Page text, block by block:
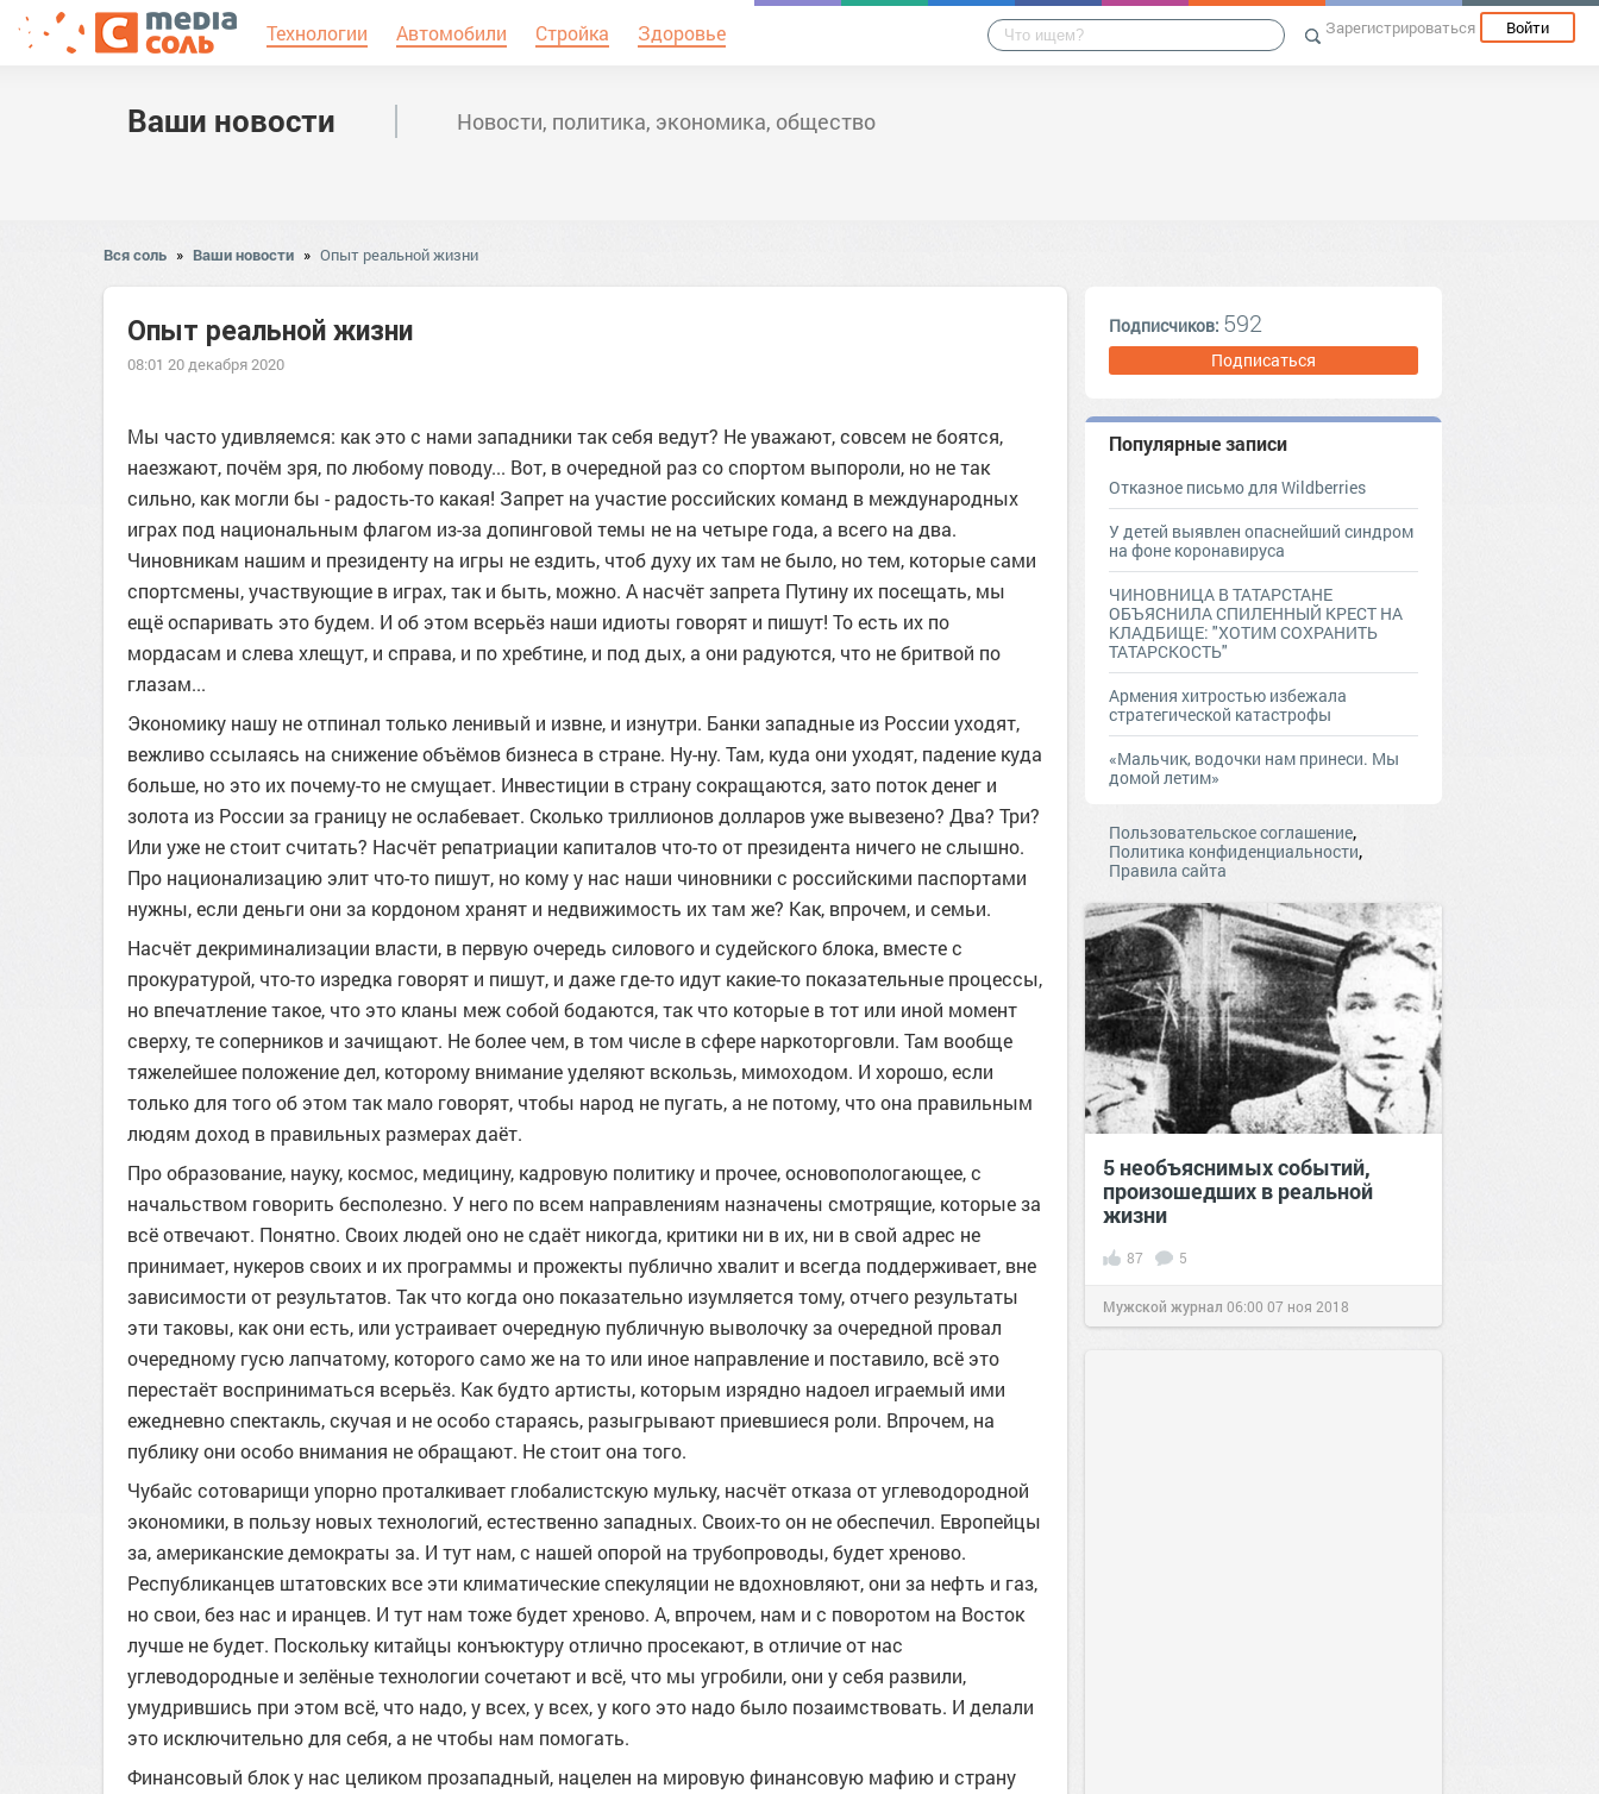
Технологии Автомобили Стройка Здоровье Зарегистрироваться Войти
Ваши новости Новости, политика, экономика, общество
Вся соль » Ваши новости » Опыт реальной жизни
Опыт реальной жизни
08:01 20 декабря 2020
Мы часто удивляемся: как это с нами западники так себя ведут? Не уважают, совсем не боятся,
наезжают, почём зря, по любому поводу... Вот, в очередной раз со спортом выпороли, но не так
сильно, как могли бы - радость-то какая! Запрет на участие российских команд в международных
играх под национальным флагом из-за допинговой темы не на четыре года, а всего на два.
Чиновникам нашим и президенту на игры не ездить, чтоб духу их там не было, но тем, которые сами
спортсмены, участвующие в играх, так и быть, можно. А насчёт запрета Путину их посещать, мы
ещё оспаривать это будем. И об этом всерьёз наши идиоты говорят и пишут! То есть их по
мордасам и слева хлещут, и справа, и по хребтине, и под дых, а они радуются, что не бритвой по
глазам...
Экономику нашу не отпинал только ленивый и извне, и изнутри. Банки западные из России уходят,
вежливо ссылаясь на снижение объёмов бизнеса в стране. Ну-ну. Там, куда они уходят, падение куда
больше, но это их почему-то не смущает. Инвестиции в страну сокращаются, зато поток денег и
золота из России за границу не ослабевает. Сколько триллионов долларов уже вывезено? Два? Три?
Или уже не стоит считать? Насчёт репатриации капиталов что-то от президента ничего не слышно.
Про национализацию элит что-то пишут, но кому у нас наши чиновники с российскими паспортами
нужны, если деньги они за кордоном хранят и недвижимость их там же? Как, впрочем, и семьи.
Насчёт декриминализации власти, в первую очередь силового и судейского блока, вместе с
прокуратурой, что-то изредка говорят и пишут, и даже где-то идут какие-то показательные процессы,
но впечатление такое, что это кланы меж собой бодаются, так что которые в тот или иной момент
сверху, те соперников и зачищают. Не более чем, в том числе в сфере наркоторговли. Там вообще
тяжелейшее положение дел, которому внимание уделяют вскользь, мимоходом. И хорошо, если
только для того об этом так мало говорят, чтобы народ не пугать, а не потому, что она правильным
людям доход в правильных размерах даёт.
Про образование, науку, космос, медицину, кадровую политику и прочее, основопологающее, с
начальством говорить бесполезно. У него по всем направлениям назначены смотрящие, которые за
всё отвечают. Понятно. Своих людей оно не сдаёт никогда, критики ни в их, ни в свой адрес не
принимает, нукеров своих и их программы и прожекты публично хвалит и всегда поддерживает, вне
зависимости от результатов. Так что когда оно показательно изумляется тому, отчего результаты
эти таковы, как они есть, или устраивает очередную публичную выволочку за очередной провал
очередному гусю лапчатому, которого само же на то или иное направление и поставило, всё это
перестаёт восприниматься всерьёз. Как будто артисты, которым изрядно надоел играемый ими
ежедневно спектакль, скучая и не особо стараясь, разыгрывают приевшиеся роли. Впрочем, на
публику они особо внимания не обращают. Не стоит она того.
Чубайс сотоварищи упорно проталкивает глобалистскую мульку, насчёт отказа от углеводородной
экономики, в пользу новых технологий, естественно западных. Своих-то он не обеспечил. Европейцы
за, американские демократы за. И тут нам, с нашей опорой на трубопроводы, будет хреново.
Республиканцев штатовских все эти климатические спекуляции не вдохновляют, они за нефть и газ,
но свои, без нас и иранцев. И тут нам тоже будет хреново. А, впрочем, нам и с поворотом на Восток
лучше не будет. Поскольку китайцы конъюктуру отлично просекают, в отличие от нас
углеводородные и зелёные технологии сочетают и всё, что мы угробили, они у себя развили,
умудрившись при этом всё, что надо, у всех, у всех, у кого это надо было позаимствовать. И делали
это исключительно для себя, а не чтобы нам помогать.
Финансовый блок у нас целиком прозападный, нацелен на мировую финансовую мафию и страну
Подписчиков: 592
Подписаться
Популярные записи
Отказное письмо для Wildberries
У детей выявлен опаснейший синдром
на фоне коронавируса
ЧИНОВНИЦА В ТАТАРСТАНЕ
ОБЪЯСНИЛА СПИЛЕННЫЙ КРЕСТ НА
КЛАДБИЩЕ: "ХОТИМ СОХРАНИТЬ
ТАТАРСКОСТЬ"
Армения хитростью избежала
стратегической катастрофы
«Мальчик, водочки нам принеси. Мы
домой летим»
Пользовательское соглашение,
Политика конфиденциальности,
Правила сайта
5 необъяснимых событий,
произошедших в реальной
жизни
87 5
Мужской журнал 06:00 07 ноя 2018